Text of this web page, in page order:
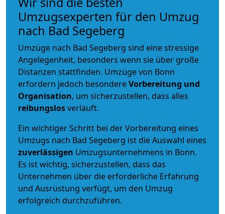
Umzugsexperten für den Umzug
nach Bad Segeberg
Umzüge nach Bad Segeberg sind eine stressige
Angelegenheit, besonders wenn sie über große
Distanzen stattfinden. Umzüge von Bonn
erfordern jedoch besondereVorbereitung und
Organisation, um sicherzustellen, dass alles
reibungslosverläuft.
Ein wichtiger Schritt bei der Vorbereitung eines
Umzugs nach Bad Segeberg ist die Auswahl eines
zuverlässigen Umzugsunternehmens in Bonn.
Es ist wichtig, sicherzustellen, dass das
Unternehmen über die erforderliche Erfahrung
und Ausrüstung verfügt, um den Umzug
erfolgreich durchzuführen.